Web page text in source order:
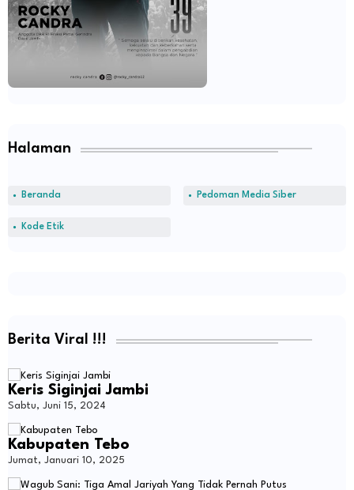
Halaman
Beranda Pedoman Media Siber
Kode Etik
Berita Viral !!!
Keris Siginjai Jambi
Sabtu, Juni 15, 2024
Kabupaten Tebo
Jumat, Januari 10, 2025